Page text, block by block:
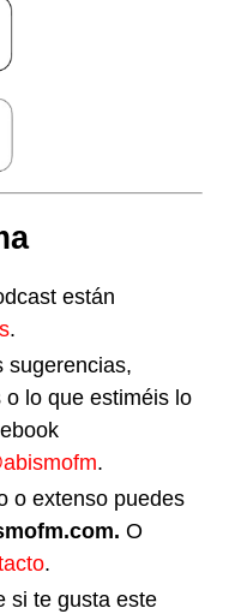
están
.
sugerencias,
lo que estiméis lo
.
o extenso puedes
O
.
si te gusta este